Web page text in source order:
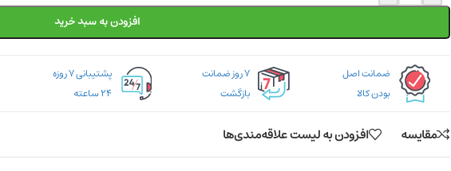
افزودن به سبد خرید
ضمانت اصل
بودن کالا
۷ روز ضمانت
بازگشت
پشتیبانی ۷ روزه
۲۴ ساعته
مقایسه افزودن به لیست علاقه‌مندی‌ها